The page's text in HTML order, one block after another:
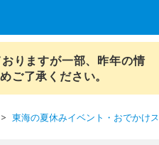
りますが一部、昨年の情
ご了承ください。
東海の夏休みイベント・おでかけ